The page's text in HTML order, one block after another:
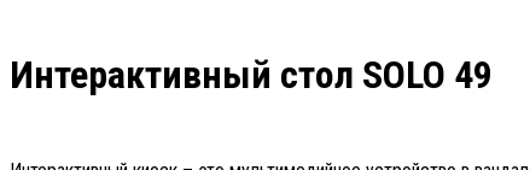
Интерактивный стол SOLO 49